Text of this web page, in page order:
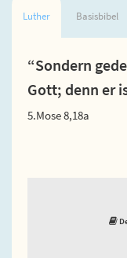
Luther Basisbibel
“Sondern
Gott; denn er
5.Mose 8,18a